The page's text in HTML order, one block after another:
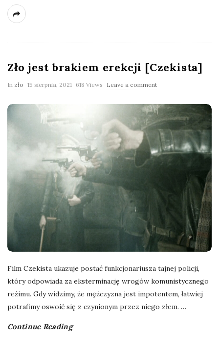
Zło jest brakiem erekcji [Czekista]
In zło 15 sierpnia, 2021 618 Views Leave a comment
Film Czekista ukazuje postać funkcjonariusza tajnej policji,
który odpowiada za eksterminację wrogów komunistycznego
reżimu. Gdy widzimy, że mężczyzna jest impotentem, łatwiej
potrafimy oswoić się z czynionym przez niego złem. …
Continue Reading